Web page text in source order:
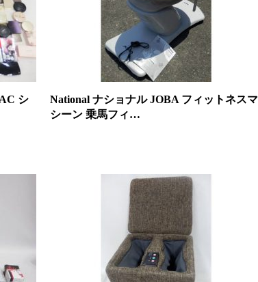
シ
National ナショナル JOBA フィットネスマ
シーン 乗馬フィ…